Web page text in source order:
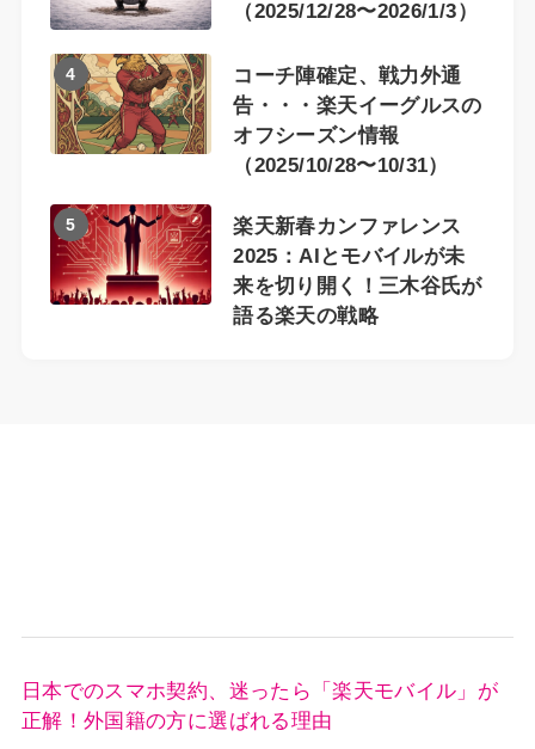
（2025/12/28〜2026/1/3）
4
コーチ陣確定、戦力外通
告・・・楽天イーグルスの
オフシーズン情報
（2025/10/28〜10/31）
5
楽天新春カンファレンス
2025：AIとモバイルが未
来を切り開く！三木谷氏が
語る楽天の戦略
日本でのスマホ契約、迷ったら「楽天モバイル」が
正解！外国籍の方に選ばれる理由